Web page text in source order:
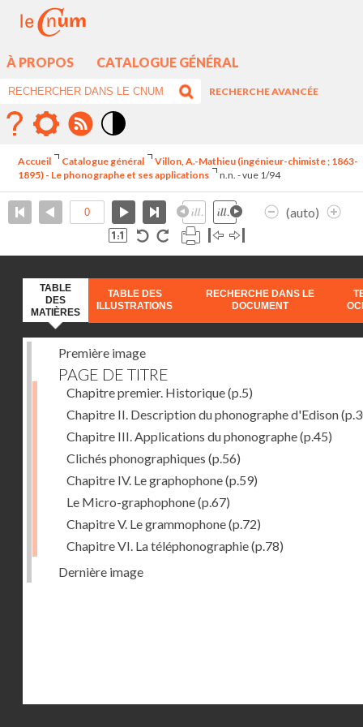
À PROPOS CATALOGUE GÉNÉRAL
RECHERCHE AVANCÉE
élévé
Accueil Catalogue général
Villon, A.-Mathieu (ingénieur-chimiste ; 1863-
1895) - Le phonographe et ses applications
n.n. - vue 1/94
(auto)
TABLE
DES
MATIÈRES
TABLE DES
ILLUSTRATIONS
RECHERCHE DANS LE
DOCUMENT
Première image
PAGE DE TITRE
Chapitre premier. Historique(p.5)
Chapitre II. Description du phonographe d'Edison
Chapitre III. Applications du phonographe(p.45)
Clichés phonographiques (p.56)
Chapitre IV. Le graphophone(p.59)
Le Micro-graphophone(p.67)
Chapitre V. Le grammophone(p.72)
Chapitre VI. La téléphonographie(p.78)
Dernière image